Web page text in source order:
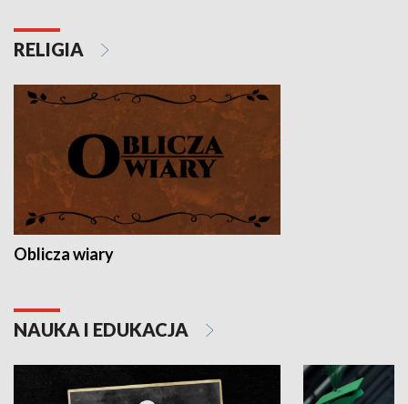
RELIGIA
Oblicza wiary
NAUKA I EDUKACJA